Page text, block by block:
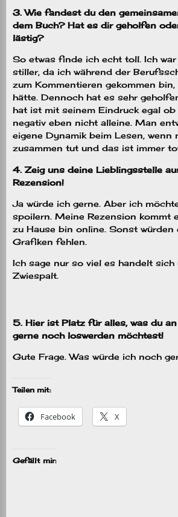
3. Wie fandest du den
dem Buch? Hat es dir geholfen
lästig?
So etwas finde ich echt toll. Ich war
stiller, da ich während der
zum Kommentieren gekommen
hätte. Dennoch hat es sehr
hat ist mit seinem Eindruck egal
negativ eben nicht alleine. Man
eigene Dynamik beim Lesen, wenn
zusammen tut und das ist immer
4. Zeig uns deine Lieblingsstelle
Rezension!
Ja würde ich gerne. Aber ich
spoilern. Meine Rezension kommt
zu Hause bin online. Sonst würden
Grafiken fehlen.
Ich sage nur so viel es handelt sich
Zwiespalt.
5. Hier ist Platz für alles, was du
gerne noch loswerden möchtest!
Gute Frage. Was würde ich noch
Teilen mit:
Facebook X
Gefällt mir: